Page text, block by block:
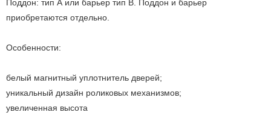
Поддон: тип А или барьер тип В. Поддон и барьер
приобретаются отдельно.
Особенности:
белый магнитный уплотнитель дверей;
уникальный дизайн роликовых механизмов;
увеличенная высота